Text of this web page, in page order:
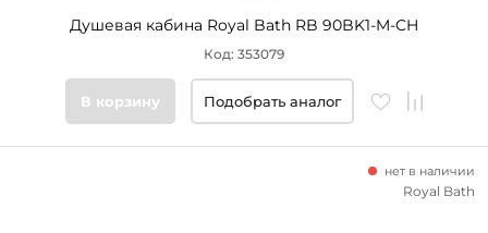
Душевая кабина Royal Bath RB 90BK1-M-CH
Код: 353079
В корзину Подобрать аналог
нет в наличии
Royal Bath